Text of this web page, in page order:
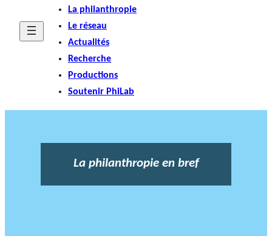
La philanthropie
Le réseau
Actualités
Recherche
Productions
Soutenir PhiLab
La philanthropie en bref